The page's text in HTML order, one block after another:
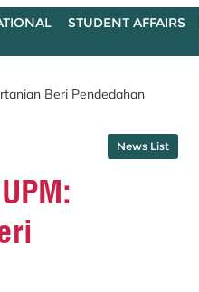
STUDENT AFFAIRS
Beri Pendedahan
News List